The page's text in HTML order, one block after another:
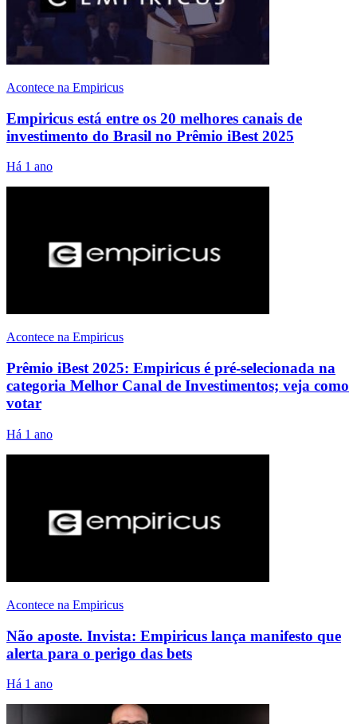
Acontece na Empiricus
Empiricus está entre os 20 melhores canais de
investimento do Brasil no Prêmio iBest 2025
Há 1 ano
Acontece na Empiricus
Prêmio iBest 2025: Empiricus é pré-selecionada na
categoria Melhor Canal de Investimentos; veja como
votar
Há 1 ano
Acontece na Empiricus
Não aposte. Invista: Empiricus lança manifesto que
alerta para o perigo das bets
Há 1 ano